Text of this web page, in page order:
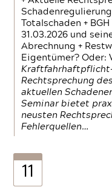
Totalschaden +
31.03.2026 und
Abrechnung +
Eigentümer? Oder:
Rechtsprechung
aktuellen
Seminar bietet
neusten
Fehlerquellen…
11